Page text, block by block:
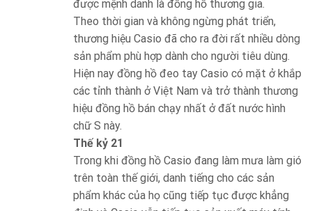
được mệnh danh là đồng hồ thương gia.
Theo thời gian và không ngừng phát triển,
thương hiệu Casio đã cho ra đời rất nhiều dòng
sản phẩm phù hợp dành cho người tiêu dùng.
Hiện nay đồng hồ đeo tay Casio có mặt ở khắp
các tỉnh thành ở Việt Nam và trở thành thương
hiệu đồng hồ bán chạy nhất ở đất nước hình
chữ S này.
Thế kỷ 21
Trong khi đồng hồ Casio đang làm mưa làm gió
trên toàn thế giới, danh tiếng cho các sản
phẩm khác của họ cũng tiếp tục được khẳng